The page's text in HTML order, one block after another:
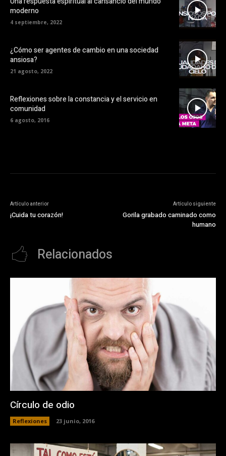
moderno
4 septiembre, 2022
¿Cómo ser agentes de cambio en una sociedad
ansiosa?
21 agosto, 2022
Reflexiones sobre la constancia y el servicio en
comunidad
6 agosto, 2016
Artículo anterior
¡Cuida tu corazón!
Artículo siguiente
Gorila grabado caminado como
humano
Relacionados
Círculo de odio
Reflexiones 23 junio, 2016